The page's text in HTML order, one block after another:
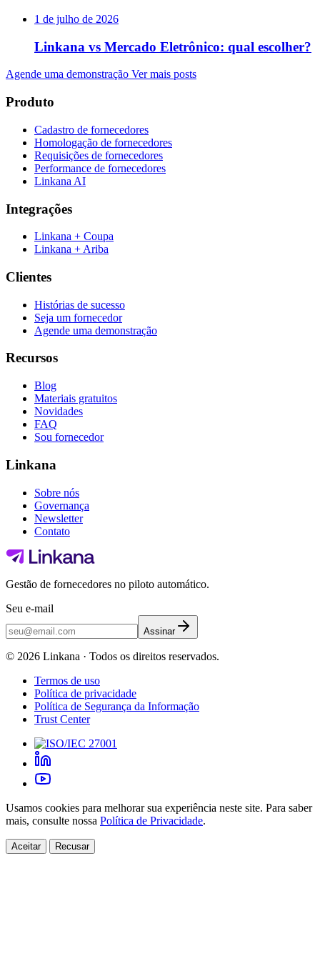
1 de julho de 2026
Linkana vs Mercado Eletrônico: qual escolher?
Agende uma demonstração Ver mais posts
Produto
Cadastro de fornecedores
Homologação de fornecedores
Requisições de fornecedores
Performance de fornecedores
Linkana AI
Integrações
Linkana + Coupa
Linkana + Ariba
Clientes
Histórias de sucesso
Seja um fornecedor
Agende uma demonstração
Recursos
Blog
Materiais gratuitos
Novidades
FAQ
Sou fornecedor
Linkana
Sobre nós
Governança
Newsletter
Contato
Gestão de fornecedores no piloto automático.
Seu e-mail
Assinar
© 2026 Linkana · Todos os direitos reservados.
Termos de uso
Política de privacidade
Política de Segurança da Informação
Trust Center
Usamos cookies para melhorar sua experiência neste site. Para saber
mais, consulte nossa Política de Privacidade.
Aceitar Recusar